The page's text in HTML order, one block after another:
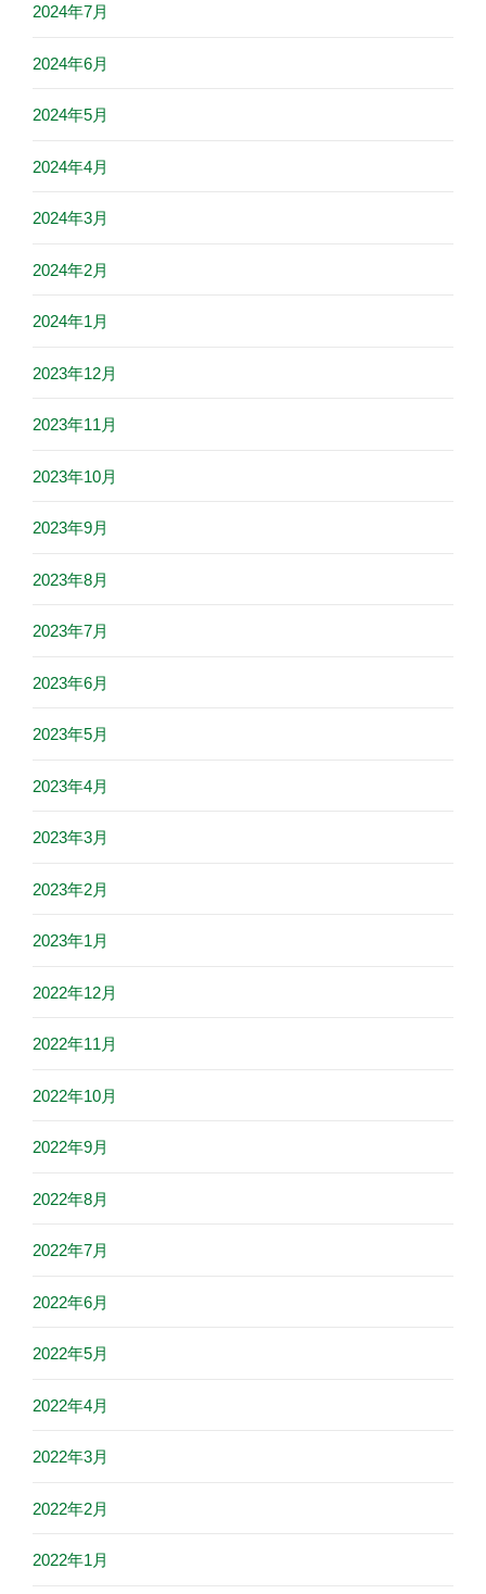
2024年7月
2024年6月
2024年5月
2024年4月
2024年3月
2024年2月
2024年1月
2023年12月
2023年11月
2023年10月
2023年9月
2023年8月
2023年7月
2023年6月
2023年5月
2023年4月
2023年3月
2023年2月
2023年1月
2022年12月
2022年11月
2022年10月
2022年9月
2022年8月
2022年7月
2022年6月
2022年5月
2022年4月
2022年3月
2022年2月
2022年1月